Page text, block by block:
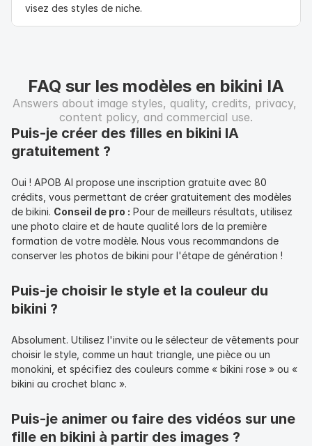
visez des styles de niche.
FAQ sur les modèles en bikini IA
Answers about image styles, quality, credits, privacy,
content policy, and commercial use.
Puis-je créer des filles en bikini IA
gratuitement ?
Oui ! APOB AI propose une inscription gratuite avec 80
crédits, vous permettant de créer gratuitement des modèles
de bikini. Conseil de pro : Pour de meilleurs résultats, utilisez
une photo claire et de haute qualité lors de la première
formation de votre modèle. Nous vous recommandons de
conserver les photos de bikini pour l'étape de génération !
Puis-je choisir le style et la couleur du
bikini ?
Absolument. Utilisez l'invite ou le sélecteur de vêtements pour
choisir le style, comme un haut triangle, une pièce ou un
monokini, et spécifiez des couleurs comme « bikini rose » ou «
bikini au crochet blanc ».
Puis-je animer ou faire des vidéos sur une
fille en bikini à partir des images ?